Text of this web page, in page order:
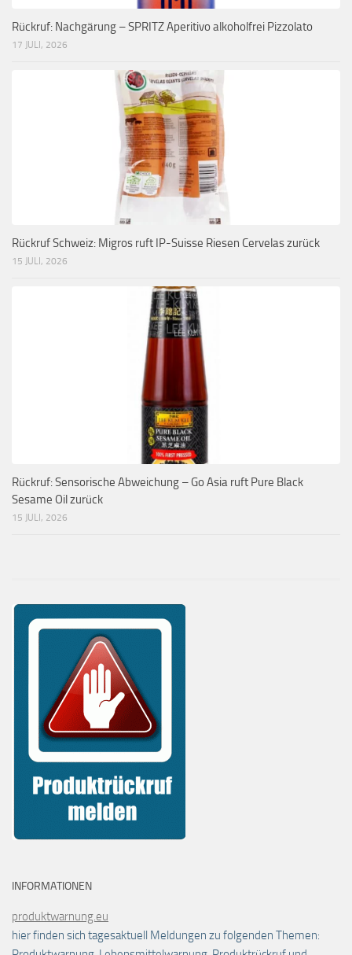
Rückruf: Nachgärung – SPRITZ Aperitivo alkoholfrei Pizzolato
17 JULI, 2026
Rückruf Schweiz: Migros ruft IP-Suisse Riesen Cervelas zurück
15 JULI, 2026
Rückruf: Sensorische Abweichung – Go Asia ruft Pure Black
Sesame Oil zurück
15 JULI, 2026
INFORMATIONEN
produktwarnung.eu
hier finden sich tagesaktuell Meldungen zu folgenden Themen: